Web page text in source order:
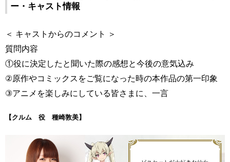
ー・キャスト情報
＜ キャストからのコメント ＞
質問内容
①役に決定したと聞いた際の感想と今後の意気込み
②原作やコミックスをご覧になった時の本作品の第一印象
③アニメを楽しみにしている皆さまに、一言
【クルム 役 種崎敦美】